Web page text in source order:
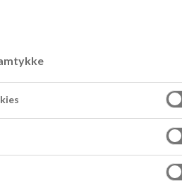
kombinerer søt
noe som både ser og